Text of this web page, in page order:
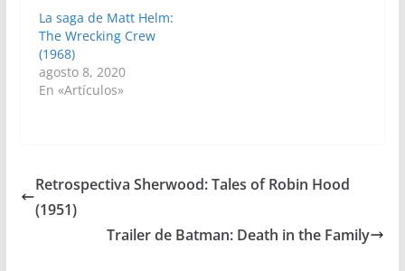
La saga de Matt Helm:
The Wrecking Crew
(1968)
agosto 8, 2020
En «Artículos»
Retrospectiva Sherwood: Tales of Robin Hood
(1951)
Trailer de Batman: Death in the Family